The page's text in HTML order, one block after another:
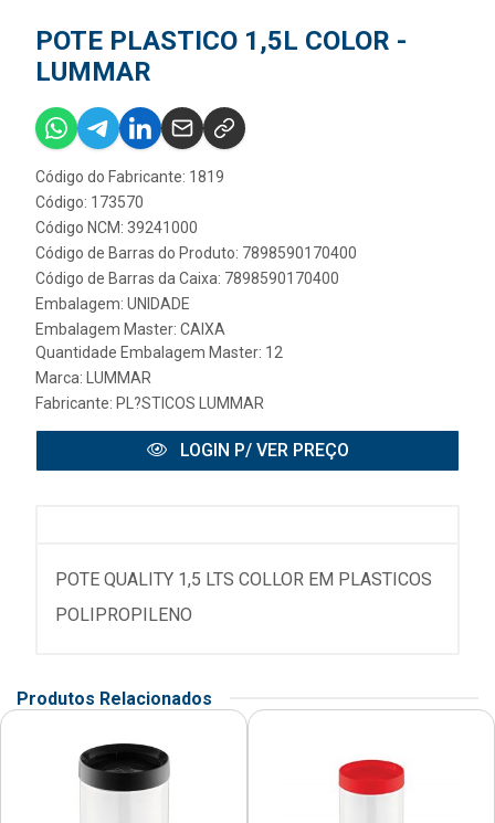
POTE PLASTICO 1,5L COLOR -
LUMMAR
Código do Fabricante: 1819
Código: 173570
Código NCM: 39241000
Código de Barras do Produto: 7898590170400
Código de Barras da Caixa: 7898590170400
Embalagem: UNIDADE
Embalagem Master: CAIXA
Quantidade Embalagem Master: 12
Marca:
LUMMAR
Fabricante: PL?STICOS LUMMAR
LOGIN P/ VER PREÇO
POTE QUALITY 1,5 LTS COLLOR EM PLASTICOS
POLIPROPILENO
Produtos Relacionados